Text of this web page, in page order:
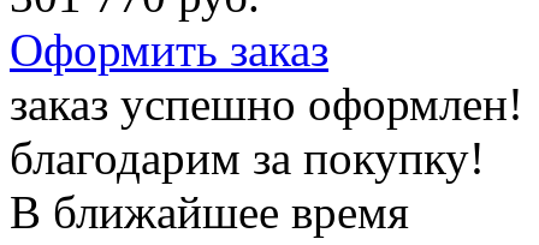
Оформить заказ
заказ успешно оформлен!
благодарим за покупку!
В ближайшее время